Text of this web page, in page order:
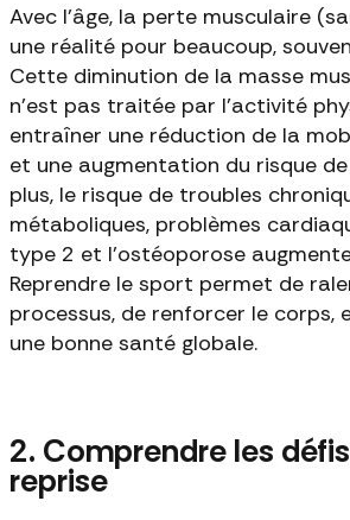
Avec l'âge, la perte musculaire
une réalité pour beaucoup,
Cette diminution de la masse
n'est pas traitée par l'activité
entraîner une réduction de la
et une augmentation du risque de
plus, le risque de troubles
métaboliques, problèmes
type 2 et l'ostéoporose
Reprendre le sport permet de
processus, de renforcer le corps,
une bonne santé globale.
2. Comprendre les
reprise